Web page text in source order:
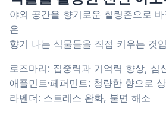
야외 공간을 향기로운 힐링존으로
은
향기 나는 식물들을 직접 키우는 것
로즈마리: 집중력과 기억력 향상, 심
애플민트·페퍼민트: 청량한 향으로
라벤더: 스트레스 완화, 불면 해소